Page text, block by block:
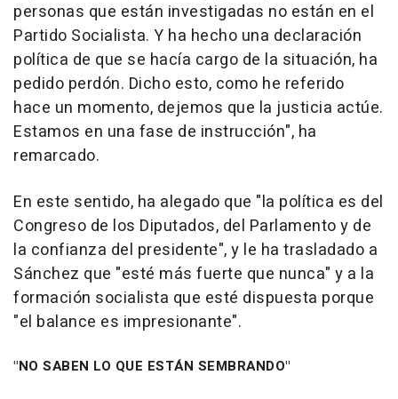
personas que están investigadas no están en el
Partido Socialista. Y ha hecho una declaración
política de que se hacía cargo de la situación, ha
pedido perdón. Dicho esto, como he referido
hace un momento, dejemos que la justicia actúe.
Estamos en una fase de instrucción", ha
remarcado.
En este sentido, ha alegado que "la política es del
Congreso de los Diputados, del Parlamento y de
la confianza del presidente", y le ha trasladado a
Sánchez que "esté más fuerte que nunca" y a la
formación socialista que esté dispuesta porque
"el balance es impresionante".
"NO SABEN LO QUE ESTÁN SEMBRANDO"